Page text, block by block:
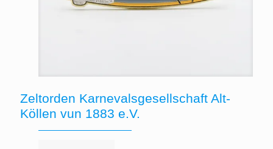
Zeltorden Karnevalsgesellschaft Alt-
Köllen vun 1883 e.V.